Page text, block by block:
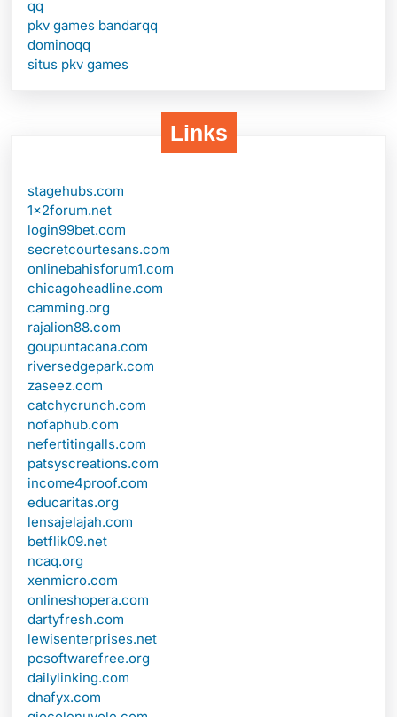
qq
pkv games bandarqq
dominoqq
situs pkv games
Links
stagehubs.com
1x2forum.net
login99bet.com
secretcourtesans.com
onlinebahisforum1.com
chicagoheadline.com
camming.org
rajalion88.com
goupuntacana.com
riversedgepark.com
zaseez.com
catchycrunch.com
nofaphub.com
nefertitingalls.com
patsyscreations.com
income4proof.com
educaritas.org
lensajelajah.com
betflik09.net
ncaq.org
xenmicro.com
onlineshopera.com
dartyfresh.com
lewisenterprises.net
pcsoftwarefree.org
dailylinking.com
dnafyx.com